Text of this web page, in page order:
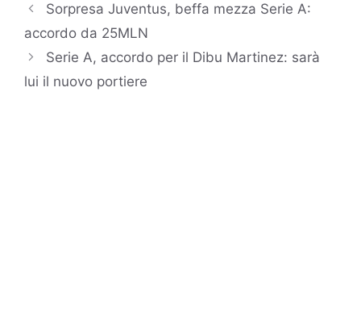
Sorpresa Juventus, beffa mezza Serie A:
accordo da 25MLN
Serie A, accordo per il Dibu Martinez: sarà
lui il nuovo portiere